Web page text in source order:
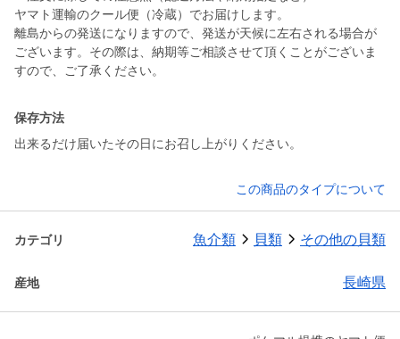
ヤマト運輸のクール便（冷蔵）でお届けします。
離島からの発送になりますので、発送が天候に左右される場合が
ございます。その際は、納期等ご相談させて頂くことがございま
すので、ご了承ください。
保存方法
出来るだけ届いたその日にお召し上がりください。
この商品のタイプについて
カテゴリ 魚介類 貝類 その他の貝類
産地 長崎県